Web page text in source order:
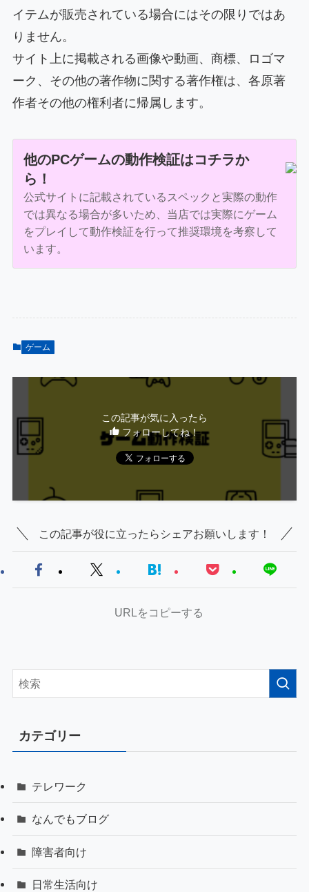
イテムが販売されている場合にはその限りではあ
りません。
サイト上に掲載される画像や動画、商標、ロゴマ
ーク、その他の著作物に関する著作権は、各原著
作者その他の権利者に帰属します。
他のPCゲームの動作検証はコチラか
ら！
公式サイトに記載されているスペックと実際の動作
では異なる場合が多いため、当店では実際にゲーム
をプレイして動作検証を行って推奨環境を考察して
います。
ゲーム
この記事が気に入ったら
フォローしてね！
この記事が役に立ったらシェアお願いします！
URLをコピーする
カテゴリー
テレワーク
なんでもブログ
障害者向け
日常生活向け